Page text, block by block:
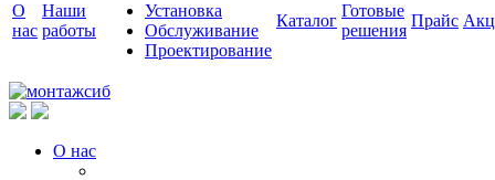
О
нас
Наши
работы
Установка
Обслуживание
Проектирование
Каталог
Готовые
решения
Прайс
О нас